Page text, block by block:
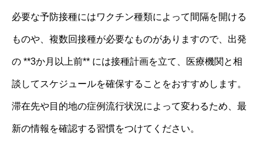
必要な予防接種にはワクチン種類によって間隔を開ける
ものや、複数回接種が必要なものがありますので、出発
の **3か月以上前** には接種計画を立て、医療機関と相
談してスケジュールを確保することをおすすめします。
滞在先や目的地の症例流行状況によって変わるため、最
新の情報を確認する習慣をつけてください。